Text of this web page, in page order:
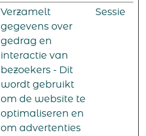
Verzamelt
gegevens over
gedrag en
interactie van
bezoekers - Dit
wordt gebruikt
om de website te
optimaliseren en
om advertenties
Sessie